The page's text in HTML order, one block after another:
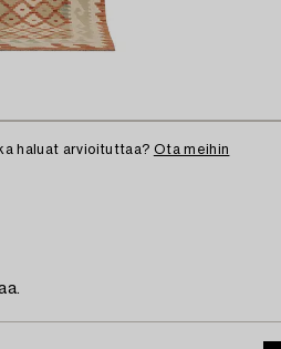
haluat arvioituttaa? Ota meihin